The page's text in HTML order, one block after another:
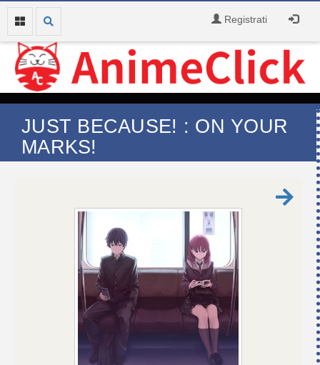
Registrati
JUST BECAUSE! : ON YOUR
MARKS!